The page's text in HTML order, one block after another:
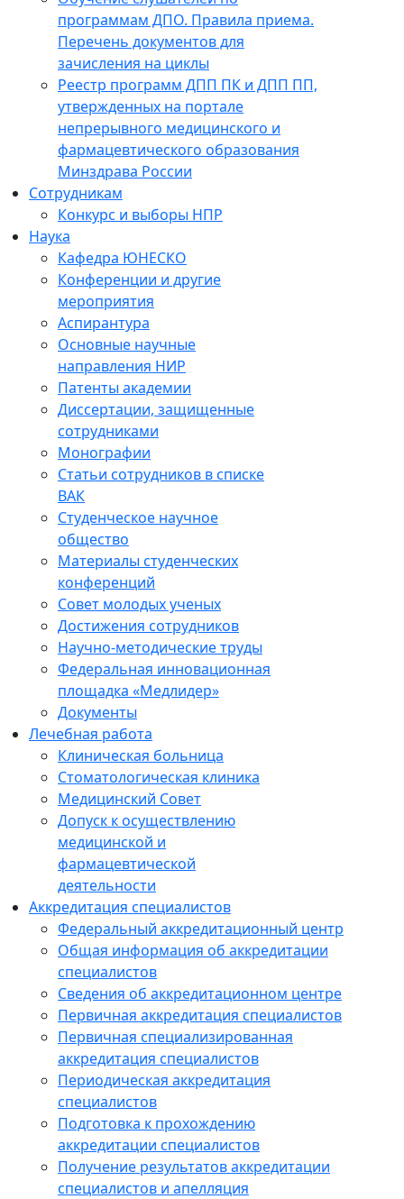
программам ДПО. Правила приема.
Перечень документов для
зачисления на циклы
Реестр программ ДПП ПК и ДПП ПП,
утвержденных на портале
непрерывного медицинского и
фармацевтического образования
Минздрава России
Сотрудникам
Конкурс и выборы НПР
Наука
Кафедра ЮНЕСКО
Конференции и другие
мероприятия
Аспирантура
Основные научные
направления НИР
Патенты академии
Диссертации, защищенные
сотрудниками
Монографии
Статьи сотрудников в списке
ВАК
Студенческое научное
общество
Материалы студенческих
конференций
Совет молодых ученых
Достижения сотрудников
Научно-методические труды
Федеральная инновационная
площадка «Медлидер»
Документы
Лечебная работа
Клиническая больница
Стоматологическая клиника
Медицинский Совет
Допуск к осуществлению
медицинской и
фармацевтической
деятельности
Аккредитация специалистов
Федеральный аккредитационный центр
Общая информация об аккредитации
специалистов
Сведения об аккредитационном центре
Первичная аккредитация специалистов
Первичная специализированная
аккредитация специалистов
Периодическая аккредитация
специалистов
Подготовка к прохождению
аккредитации специалистов
Получение результатов аккредитации
специалистов и апелляция